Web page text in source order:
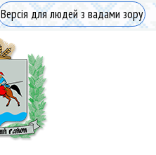
Версія для людей з вадами зору